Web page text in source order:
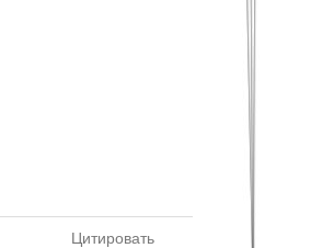
Цитировать